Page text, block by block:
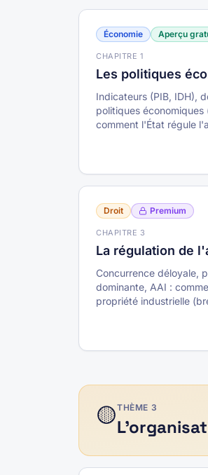
Économie Aperçu
CHAPITRE 1
Les politiques
Indicateurs (PIB, IDH),
politiques
comment l'État régule
Droit Premium
CHAPITRE 3
La régulation de
Concurrence déloyale,
dominante, AAI :
propriété industrielle
🟡THÈME 3